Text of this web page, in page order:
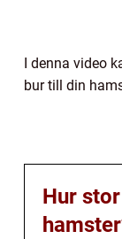
I denna video
bur till din
Hur